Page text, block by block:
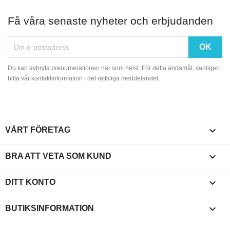
Få våra senaste nyheter och erbjudanden
Du kan avbryta prenumerationen när som helst. För detta ändamål, vänligen
hitta vår kontaktinformation i det rättsliga meddelandet.
VÅRT FÖRETAG 
BRA ATT VETA SOM KUND 
DITT KONTO 
BUTIKSINFORMATION keyboard_arrow_down